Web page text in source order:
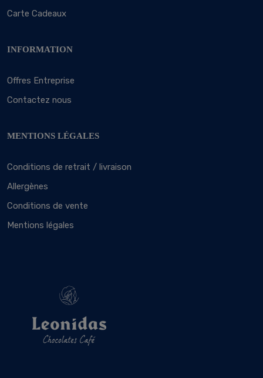
Carte Cadeaux
INFORMATION
Offres Entreprise
Contactez nous
MENTIONS LÉGALES
Conditions de retrait / livraison
Allergènes
Conditions de vente
Mentions légales